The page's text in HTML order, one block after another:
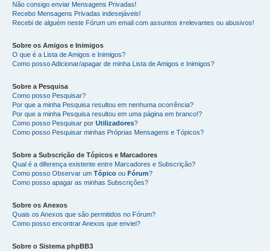
Não consigo enviar Mensagens Privadas!
Recebo Mensagens Privadas indesejáveis!
Recebi de alguém neste Fórum um email com assuntos irrelevantes ou abusivos!
Sobre os Amigose Inimigos
O que é a Lista de Amigos e Inimigos?
Como posso Adicionar/apagar de minha Lista de Amigos e Inimigos?
Sobre a Pesquisa
Como posso Pesquisar?
Por que a minha Pesquisa resultou em nenhuma ocorrência?
Por que a minha Pesquisa resultou em uma página em branco!?
Como posso Pesquisar por Utilizadores?
Como posso Pesquisar minhas Próprias Mensagens e Tópicos?
Sobre a Subscrição de Tópicose Marcadores
Qual é a diferença existente entre Marcadores e Subscrição?
Como posso Observar um Tópicoou Fórum?
Como posso apagar as minhas Subscrições?
Sobre os Anexos
Quais os Anexos que são permitidos no Fórum?
Como posso encontrar Anexos que enviei?
Sobre o Sistema phpBB3